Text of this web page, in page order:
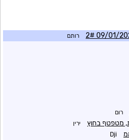
רותם
רום
ירין
Dji